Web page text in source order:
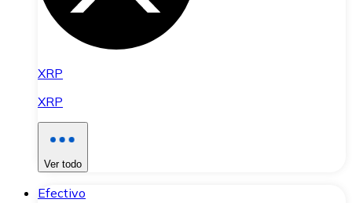
XRP
XRP
Ver todo
Efectivo